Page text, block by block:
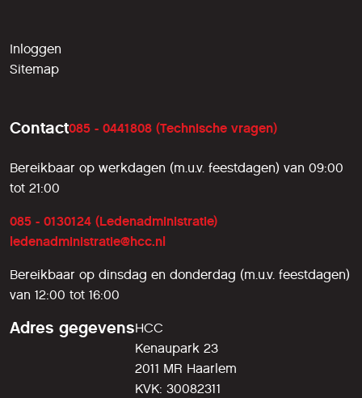
Inloggen
Sitemap
Contact085 - 0441808 (Technische vragen)
Bereikbaar op werkdagen (m.u.v. feestdagen) van 09:00
tot 21:00
085 - 0130124 (Ledenadministratie)
ledenadministratie@hcc.nl
Bereikbaar op dinsdag en donderdag (m.u.v. feestdagen)
van 12:00 tot 16:00
Adres gegevensHCC
Kenaupark 23
2011 MR Haarlem
KVK: 30082311